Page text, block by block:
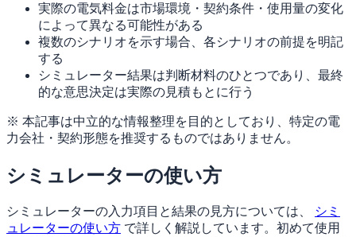
実際の電気料金は市場環境・契約条件・使用量の変化
によって異なる可能性がある
複数のシナリオを示す場合、各シナリオの前提を明記
する
シミュレーター結果は判断材料のひとつであり、最終
的な意思決定は実際の見積もとに行う
※ 本記事は中立的な情報整理を目的としており、特定の電
力会社・契約形態を推奨するものではありません。
シミュレーターの使い方
シミュレーターの入力項目と結果の見方については、
シミ
ュレーターの使い方 で詳しく解説しています。初めて使用